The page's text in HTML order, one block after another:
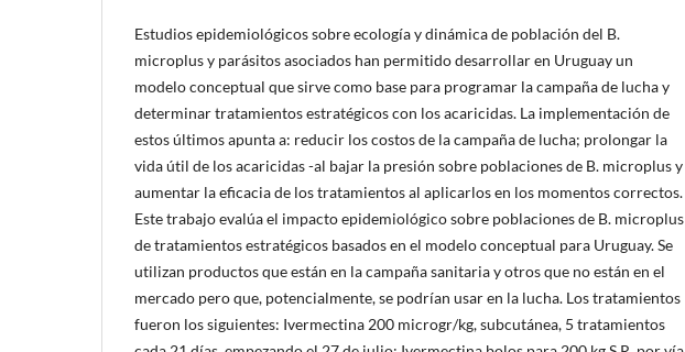
Estudios epidemiológicos sobre ecología y dinámica de población del B.
microplus y parásitos asociados han permitido desarrollar en Uruguay un
modelo conceptual que sirve como base para programar la campaña de lucha y
determinar tratamientos estratégicos con los acaricidas. La implementación de
estos últimos apunta a: reducir los costos de la campaña de lucha; prolongar la
vida útil de los acaricidas -al bajar la presión sobre poblaciones de B. microplus y
aumentar la eficacia de los tratamientos al aplicarlos en los momentos correctos.
Este trabajo evalúa el impacto epidemiológico sobre poblaciones de B. microplus
de tratamientos estratégicos basados en el modelo conceptual para Uruguay. Se
utilizan productos que están en la campaña sanitaria y otros que no están en el
mercado pero que, potencialmente, se podrían usar en la lucha. Los tratamientos
fueron los siguientes: Ivermectina 200 microgr/kg, subcutánea, 5 tratamientos